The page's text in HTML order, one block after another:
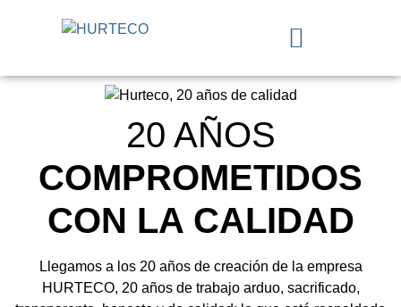
20 AÑOS
COMPROMETIDOS
CON LA CALIDAD
Llegamos a los 20 años de creación de la empresa
HURTECO, 20 años de trabajo arduo, sacrificado,